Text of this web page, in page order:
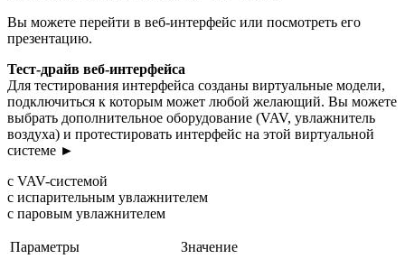
Вы можете перейти в веб-интерфейс или посмотреть его
презентацию.
Тест-драйв веб-интерфейса
Для тестирования интерфейса созданы виртуальные модели,
подключиться к которым может любой желающий. Вы можете
выбрать дополнительное оборудование (VAV, увлажнитель
воздуха) и протестировать интерфейс на этой виртуальной
системе ►
с VAV-системой
с испарительным увлажнителем
с паровым увлажнителем
Параметры
Значение